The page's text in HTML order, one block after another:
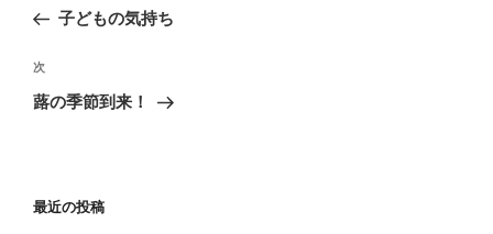
ナ
ビ
ゲ
ン
の
稿
子どもの気持ち
次
の
次
蕗の季節到来！
最近の投稿